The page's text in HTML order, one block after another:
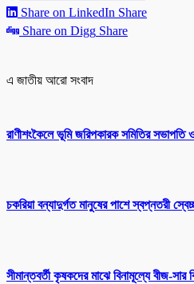
Share on LinkedIn Share
Share on Digg Share
এ জাতীয় আরো সংবাদ
রাণীশংকৈলে ভূমি জরিপকারক সমিতির সভাপতি
চকরিয়া বন্যাদুর্গত মানুষের পাশে স্বপ্নতরী
সীমান্তবর্তী কৃষকদের মাঝে বিনামূল্যে বীজ-সার